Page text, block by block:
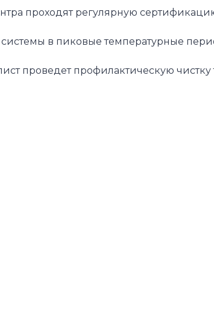
проходят регулярную
в пиковые температурные
проведет профилактическую